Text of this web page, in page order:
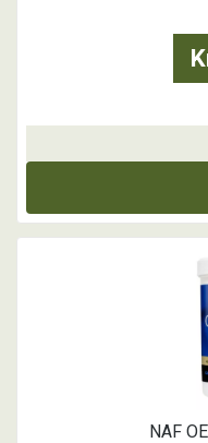
- Vid
-
NAF